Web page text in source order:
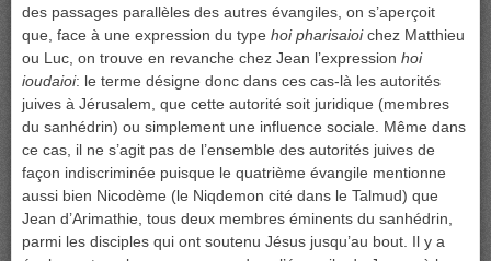
des passages parallèles des autres évangiles, on s’aperçoit
que, face à une expression du type hoi pharisaioichez Matthieu
ou Luc, on trouve en revanche chez Jean l’expression hoi
ioudaioi: le terme désigne donc dans ces cas-là les autorités
juives à Jérusalem, que cette autorité soit juridique (membres
du sanhédrin) ou simplement une influence sociale. Même dans
ce cas, il ne s’agit pas de l’ensemble des autorités juives de
façon indiscriminée puisque le quatrième évangile mentionne
aussi bien Nicodème (le Niqdemon cité dans le Talmud) que
Jean d’Arimathie, tous deux membres éminents du sanhédrin,
parmi les disciples qui ont soutenu Jésus jusqu’au bout. Il y a